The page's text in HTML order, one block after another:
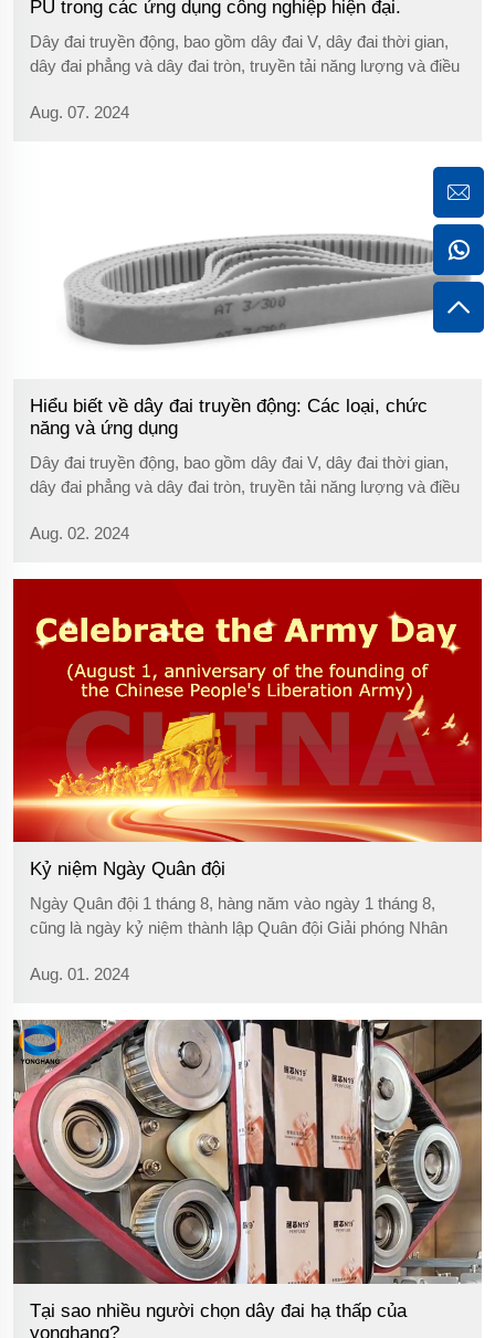
PU trong các ứng dụng công nghiệp hiện đại.
Dây đai truyền động, bao gồm dây đai V, dây đai thời gian,
dây đai phẳng và dây đai tròn, truyền tải năng lượng và điều
nghiệp.
Aug. 07. 2024
Hiểu biết về dây đai truyền động: Các loại, chức
năng và ứng dụng
Dây đai truyền động, bao gồm dây đai V, dây đai thời gian,
dây đai phẳng và dây đai tròn, truyền tải năng lượng và điều
nghiệp.
Aug. 02. 2024
Kỷ niệm Ngày Quân đội
Ngày Quân đội 1 tháng 8, hàng năm vào ngày 1 tháng 8,
cũng là ngày kỷ niệm thành lập Quân đội Giải phóng Nhân
năm thành lập Quân đội Giải phóng Nhân dân. Nhìn lại lịch
Aug. 01. 2024
Tại sao nhiều người chọn dây đai hạ thấp của
yonghang?